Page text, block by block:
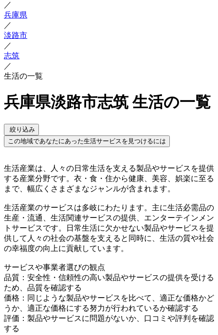
／
兵庫県
／
淡路市
／
志筑
／
生活の一覧
兵庫県淡路市志筑 生活の一覧
絞り込み
この地域であなたにあった生活サービスを見つけるには
生活産業は、人々の日常生活を支える製品やサービスを提供
する産業分野です。衣・食・住から健康、美容、娯楽に至る
まで、幅広くさまざまなジャンルが含まれます。
生活産業のサービスは多岐にわたります。主に生活必需品の
生産・流通、生活関連サービスの提供、エンターテインメン
トサービスです。日常生活に欠かせない製品やサービスを提
供して人々の社会の基盤を支えると同時に、生活の質や社会
の幸福度の向上に貢献しています。
サービスや事業者選びの観点
品質：安全性・信頼性の高い製品やサービスの提供を受ける
ため、品質を確認する
価格：同じような製品やサービスを比べて、適正な価格かど
うか、適正な価格にする努力が行われているか確認する
評価：製品やサービスに問題がないか、口コミや評判を確認
する